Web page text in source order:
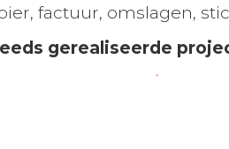
factuur, omslagen,
gerealiseerde